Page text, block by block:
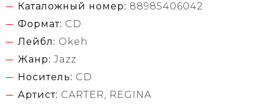
Каталожный номер: 88985406042
Формат: CD
Лейбл: Okeh
Жанр: Jazz
Носитель: CD
Артист: CARTER, REGINA